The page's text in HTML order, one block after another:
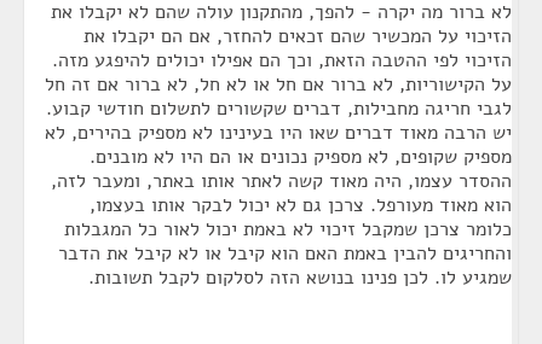
לא ברור מה יקרה - להפך, מהתקנון עולה שהם לא יקבלו את
הזיכוי על המכשיר שהם זכאים להחזר, אם הם יקבלו את
הזיכוי לפי ההטבה הזאת, וכך הם אפילו יכולים להיפגע מזה.
על הקישוריות, לא ברור אם חל או לא חל, לא ברור אם זה חל
לגבי חריגה מחבילות, דברים שקשורים לתשלום חודשי קבוע.
יש הרבה מאוד דברים שאו היו בעינינו לא מספיק בהירים, לא
מספיק שקופים, לא מספיק נכונים או הם היו לא מובנים.
ההסדר עצמו, היה מאוד קשה לאתר אותו באתר, ומעבר לזה,
הוא מאוד מעורפל. צרכן גם לא יכול לבקר אותו בעצמו,
כלומר צרכן שמקבל זיכוי לא באמת יכול לאור כל המגבלות
והחריגים להבין באמת האם הוא קיבל או לא קיבל את הדבר
שמגיע לו. לכן פנינו בנושא הזה לסלקום לקבל תשובות.